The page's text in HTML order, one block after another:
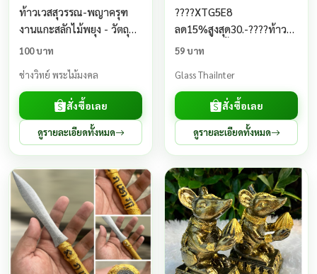
ท้าวเวสสุวรรณ-พญาครุฑ
งานแกะสลักไม้พยุง - วัตถุ
มงคล
100 บาท
ช่างวิทย์ พระไม้มงคล
สั่งซื้อเลย
ดูรายละเอียดทั้งหมด
????XTG5E8
ลด15%สูงสุด30.-????ท้าว
เวสสุวรรณ จี้เท้าเวสสุวรรณ
เสริมการงาน เสริมการเงิน
เสริมดวง ปลุกเสกแล้ว
59 บาท
Glass ThaiInter
สั่งซื้อเลย
ดูรายละเอียดทั้งหมด